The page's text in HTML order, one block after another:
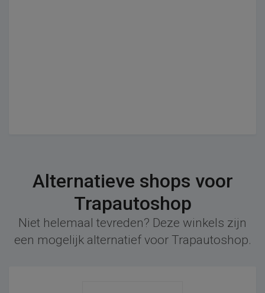
Alternatieve shops voor
Trapautoshop
Niet helemaal tevreden? Deze winkels zijn
een mogelijk alternatief voor Trapautoshop.